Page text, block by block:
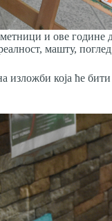
и ове године
машту,
која ће бити